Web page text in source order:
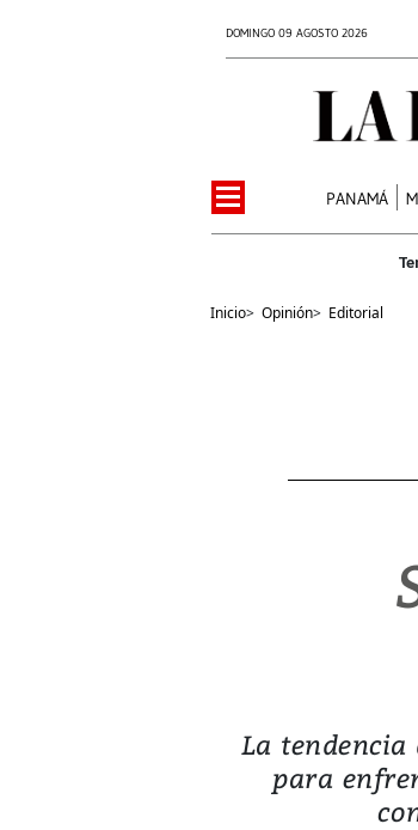
DOMINGO 09 AGOSTO 2026
PANAMÁ
Inicio> Opinión> Editorial
La
para